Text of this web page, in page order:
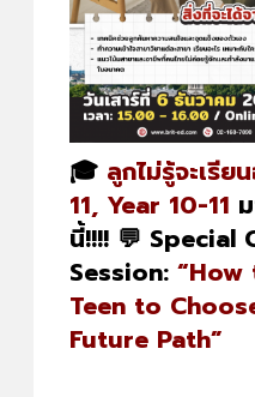
🎓 ลูกไม่รู้จะเรีย
11, Year 10-11
นี้!!!! 💬 Special
Session: “How
Teen to
Future Path”